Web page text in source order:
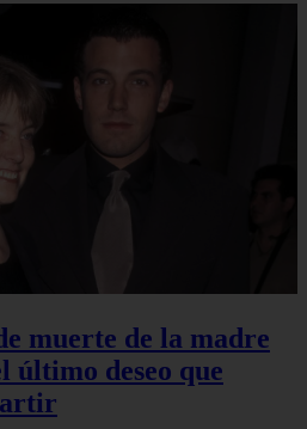
muerte de la madre
último deseo que